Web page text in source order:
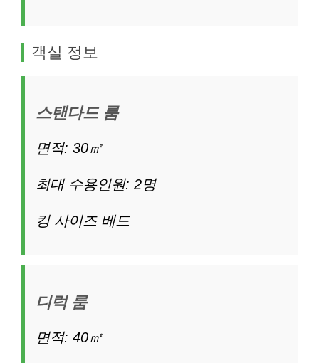
객실 정보
스탠다드 룸
면적: 30㎡
최대 수용인원: 2명
킹 사이즈 베드
디럭 룸
면적: 40㎡